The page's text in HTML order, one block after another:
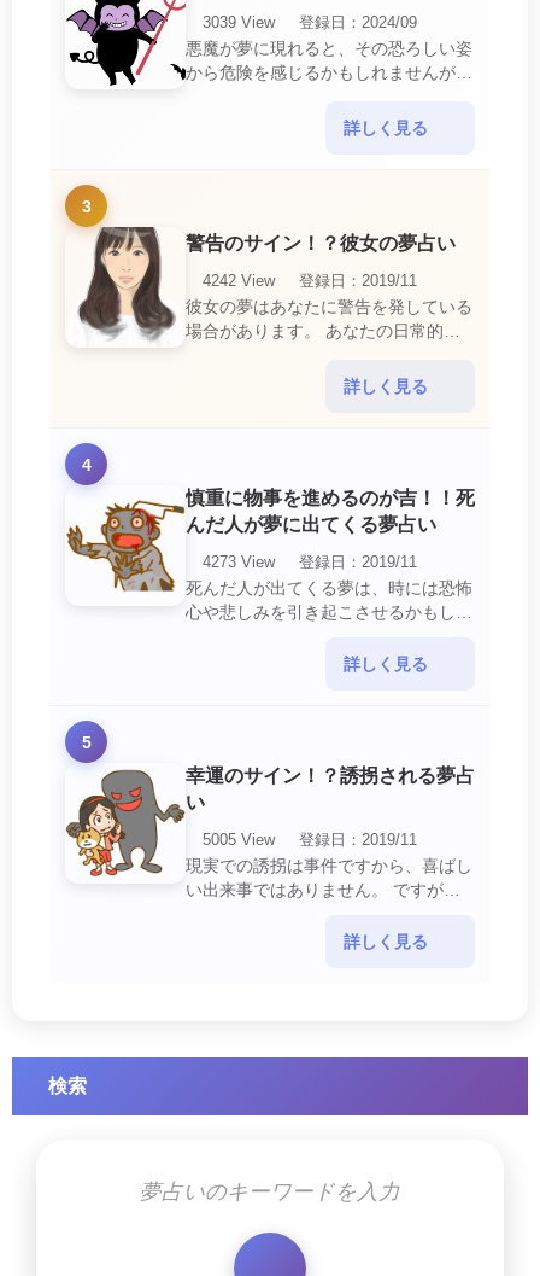
3039 View
登録日：2024/09
悪魔が夢に現れると、その恐ろしい姿
から危険を感じるかもしれませんが、
詳しく見る
3
警告のサイン！？彼女の夢占い
4242 View
登録日：2019/11
彼女の夢はあなたに警告を発している
場合があります。 あなたの日常的な
詳しく見る
4
慎重に物事を進めるのが吉！！死
んだ人が夢に出てくる夢占い
4273 View
登録日：2019/11
死んだ人が出てくる夢は、時には恐怖
心や悲しみを引き起こさせるかもしれ
意して欲しいメッセージや警告を伝え
詳しく見る
5
幸運のサイン！？誘拐される夢占
い
5005 View
登録日：2019/11
現実での誘拐は事件ですから、喜ばし
い出来事ではありません。 ですが、
詳しく見る
検索